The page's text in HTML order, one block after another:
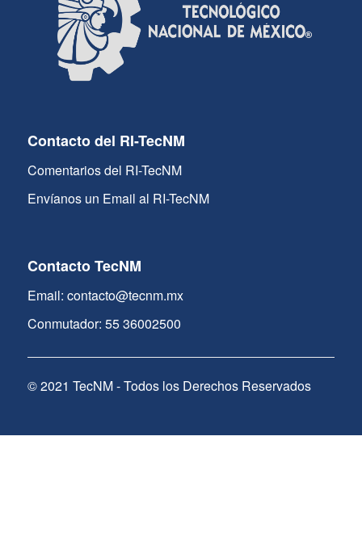
Contacto del RI-TecNM
Comentarios del RI-TecNM
Envíanos un Email al RI-TecNM
Contacto TecNM
Email: contacto@tecnm.mx
Conmutador: 55 36002500
© 2021 TecNM - Todos los Derechos Reservados